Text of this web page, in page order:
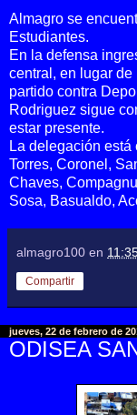
Almagro se
Estudiantes.
En la defensa
central, en lugar
partido contra
Rodriguez sigue
estar presente.
La delegación está
Torres, Coronel,
Chaves,
Sosa, Basualdo,
almagro100 en
Compartir
jueves, 22 de febrero de
ODISEA